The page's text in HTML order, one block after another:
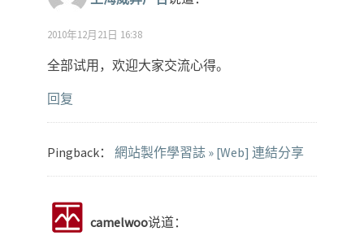
2010年12月21日 16:38
全部试用，欢迎大家交流心得。
回复
Pingback： 網站製作學習誌 » [Web] 連結分享
camelwoo说道：